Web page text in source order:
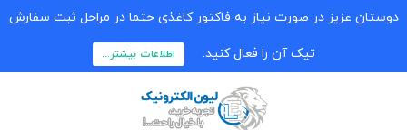
دوستان عزیز در صورت نیاز به فاکتور کاغذی حتما در مراحل ثبت سفارش
تیک آن را فعال کنید. اطلاعات بیشتر...